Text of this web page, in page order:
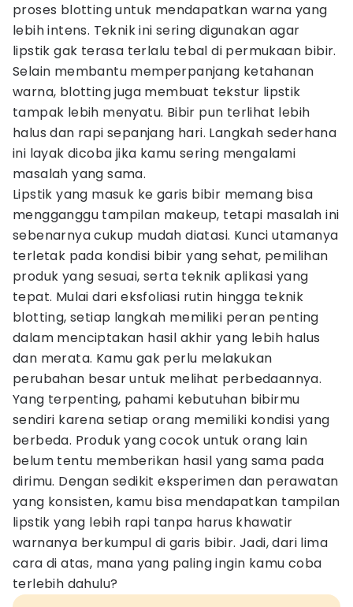
proses blotting untuk mendapatkan warna yang
lebih intens. Teknik ini sering digunakan agar
lipstik gak terasa terlalu tebal di permukaan bibir.
Selain membantu memperpanjang ketahanan
warna, blotting juga membuat tekstur lipstik
tampak lebih menyatu. Bibir pun terlihat lebih
halus dan rapi sepanjang hari. Langkah sederhana
ini layak dicoba jika kamu sering mengalami
masalah yang sama.
Lipstik yang masuk ke garis bibir memang bisa
mengganggu tampilan makeup, tetapi masalah ini
sebenarnya cukup mudah diatasi. Kunci utamanya
terletak pada kondisi bibir yang sehat, pemilihan
produk yang sesuai, serta teknik aplikasi yang
tepat. Mulai dari eksfoliasi rutin hingga teknik
blotting, setiap langkah memiliki peran penting
dalam menciptakan hasil akhir yang lebih halus
dan merata. Kamu gak perlu melakukan
perubahan besar untuk melihat perbedaannya.
Yang terpenting, pahami kebutuhan bibirmu
sendiri karena setiap orang memiliki kondisi yang
berbeda. Produk yang cocok untuk orang lain
belum tentu memberikan hasil yang sama pada
dirimu. Dengan sedikit eksperimen dan perawatan
yang konsisten, kamu bisa mendapatkan tampilan
lipstik yang lebih rapi tanpa harus khawatir
warnanya berkumpul di garis bibir. Jadi, dari lima
cara di atas, mana yang paling ingin kamu coba
terlebih dahulu?